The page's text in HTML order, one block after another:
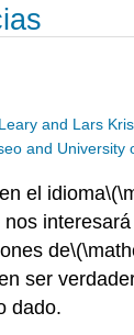
and Lars
and University
el idioma
de
ser
dado.